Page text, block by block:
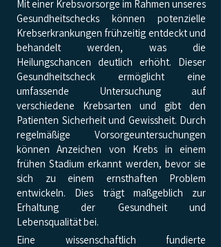
Mit einer Krebsvorsorge im Rahmen unseres
Gesundheitschecks können potenzielle
Krebserkrankungen frühzeitig entdeckt und
behandelt werden, was die
Heilungschancen deutlich erhöht. Dieser
Gesundheitscheck ermöglicht eine
umfassende Untersuchung auf
verschiedene Krebsarten und gibt den
Patienten Sicherheit und Gewissheit. Durch
regelmäßige Vorsorgeuntersuchungen
können Anzeichen von Krebs in einem
frühen Stadium erkannt werden, bevor sie
sich zu einem ernsthaften Problem
entwickeln. Dies trägt maßgeblich zur
Erhaltung der Gesundheit und
Lebensqualität bei.
Eine wissenschaftlich fundierte